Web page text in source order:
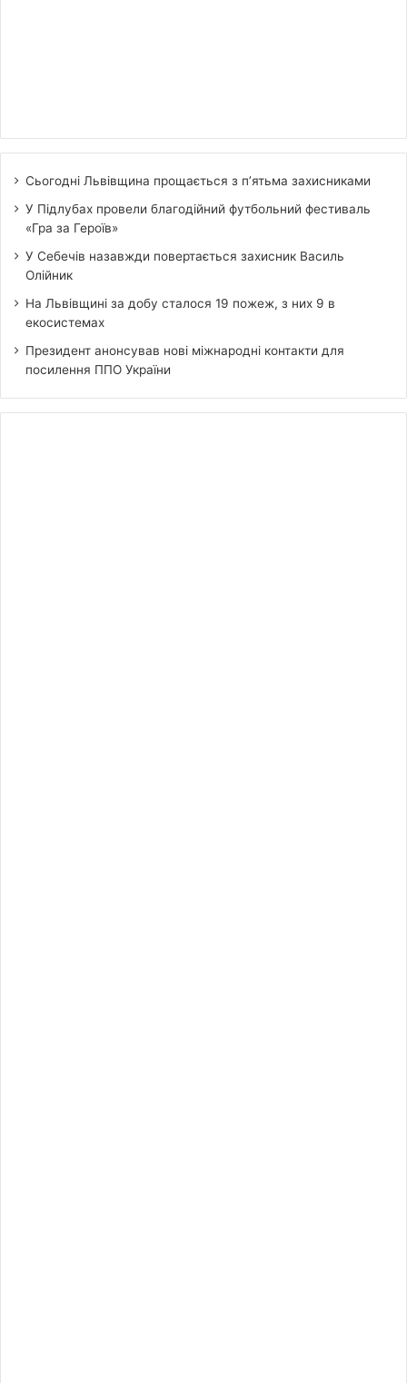
Сьогодні Львівщина прощається з п’ятьма захисниками
У Підлубах провели благодійний футбольний фестиваль
«Гра за Героїв»
У Себечів назавжди повертається захисник Василь
Олійник
На Львівщині за добу сталося 19 пожеж, з них 9 в
екосистемах
Президент анонсував нові міжнародні контакти для
посилення ППО України